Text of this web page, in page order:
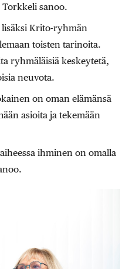
sanoo.
Krito-ryhmän
toisten tarinoita.
ryhmäläisiä keskeytetä,
neuvota.
on oman elämänsä
asioita ja tekemään
ihminen on omalla